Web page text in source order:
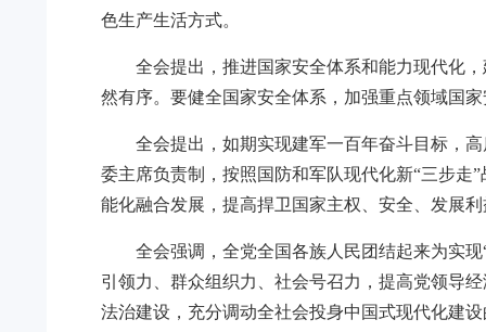
色生产生活方式。
全会提出，推进国家安全体系和能力现代化
然有序。要健全国家安全体系，加强重点领域国
全会提出，如期实现建军一百年奋斗目标，
委主席负责制，按照国防和军队现代化新“三步走
能化融合发展，提高捍卫国家主权、安全、发展
全会强调，全党全国各族人民团结起来为实
引领力、群众组织力、社会号召力，提高党领导
法治建设，充分调动全社会投身中国式现代化建